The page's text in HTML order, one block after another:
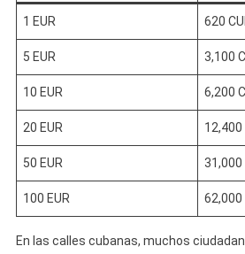
1 EUR 620
5 EUR 3,100
10 EUR 6,200
20 EUR 12,400
50 EUR 31,000
100 EUR 62,000
En las calles cubanas, muchos